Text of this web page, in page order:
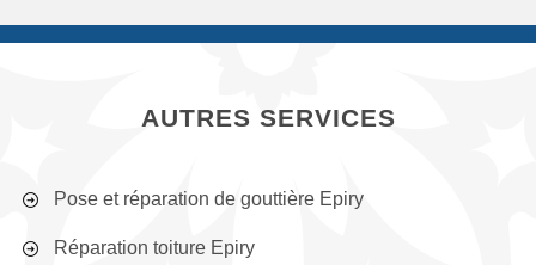
AUTRES SERVICES
Pose et réparation de gouttière Epiry
Réparation toiture Epiry